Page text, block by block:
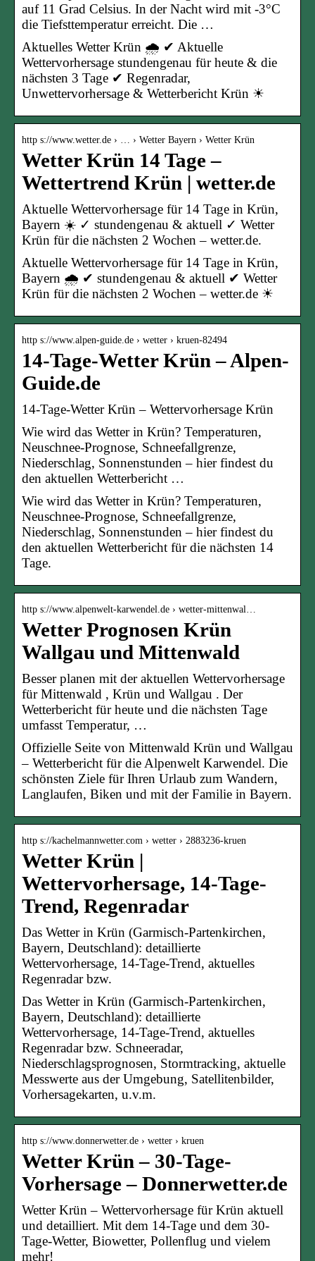
auf 11 Grad Celsius. In der Nacht wird mit -3°C
die Tiefsttemperatur erreicht. Die …
Aktuelles Wetter Krün 🌧️ ✔ Aktuelle
Wettervorhersage stundengenau für heute & die
nächsten 3 Tage ✔ Regenradar,
Unwettervorhersage & Wetterbericht Krün ☀
http s://www.wetter.de › … › Wetter Bayern › Wetter Krün
Wetter Krün 14 Tage –
Wettertrend Krün | wetter.de
Aktuelle Wettervorhersage für 14 Tage in Krün,
Bayern ☀️ ✓ stundengenau & aktuell ✓ Wetter
Krün für die nächsten 2 Wochen – wetter.de.
Aktuelle Wettervorhersage für 14 Tage in Krün,
Bayern 🌧️ ✔ stundengenau & aktuell ✔ Wetter
Krün für die nächsten 2 Wochen – wetter.de ☀
http s://www.alpen-guide.de › wetter › kruen-82494
14-Tage-Wetter Krün – Alpen-
Guide.de
14-Tage-Wetter Krün – Wettervorhersage Krün
Wie wird das Wetter in Krün? Temperaturen,
Neuschnee-Prognose, Schneefallgrenze,
Niederschlag, Sonnenstunden – hier findest du
den aktuellen Wetterbericht …
Wie wird das Wetter in Krün? Temperaturen,
Neuschnee-Prognose, Schneefallgrenze,
Niederschlag, Sonnenstunden – hier findest du
den aktuellen Wetterbericht für die nächsten 14
Tage.
http s://www.alpenwelt-karwendel.de › wetter-mittenwal…
Wetter Prognosen Krün
Wallgau und Mittenwald
Besser planen mit der aktuellen Wettervorhersage
für Mittenwald , Krün und Wallgau . Der
Wetterbericht für heute und die nächsten Tage
umfasst Temperatur, …
Offizielle Seite von Mittenwald Krün und Wallgau
– Wetterbericht für die Alpenwelt Karwendel. Die
schönsten Ziele für Ihren Urlaub zum Wandern,
Langlaufen, Biken und mit der Familie in Bayern.
http s://kachelmannwetter.com › wetter › 2883236-kruen
Wetter Krün |
Wettervorhersage, 14-Tage-
Trend, Regenradar
Das Wetter in Krün (Garmisch-Partenkirchen,
Bayern, Deutschland): detaillierte
Wettervorhersage, 14-Tage-Trend, aktuelles
Regenradar bzw.
Das Wetter in Krün (Garmisch-Partenkirchen,
Bayern, Deutschland): detaillierte
Wettervorhersage, 14-Tage-Trend, aktuelles
Regenradar bzw. Schneeradar,
Niederschlagsprognosen, Stormtracking, aktuelle
Messwerte aus der Umgebung, Satellitenbilder,
Vorhersagekarten, u.v.m.
http s://www.donnerwetter.de › wetter › kruen
Wetter Krün – 30-Tage-
Vorhersage – Donnerwetter.de
Wetter Krün – Wettervorhersage für Krün aktuell
und detailliert. Mit dem 14-Tage und dem 30-
Tage-Wetter, Biowetter, Pollenflug und vielem
mehr!